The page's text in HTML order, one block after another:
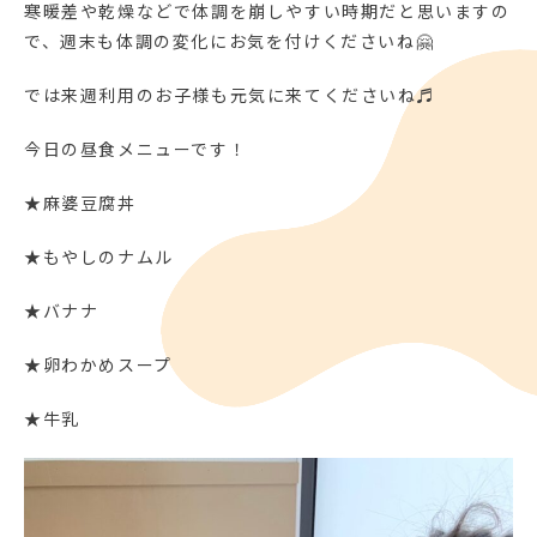
寒暖差や乾燥などで体調を崩しやすい時期だと思いますの
で、週末も体調の変化にお気を付けくださいね🤗
では来週利用のお子様も元気に来てくださいね♬
今日の昼食メニューです！
★麻婆豆腐丼
★もやしのナムル
★バナナ
★卵わかめスープ
★牛乳